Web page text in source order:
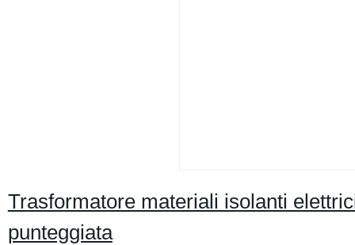
Trasformatore materiali isolanti
punteggiata